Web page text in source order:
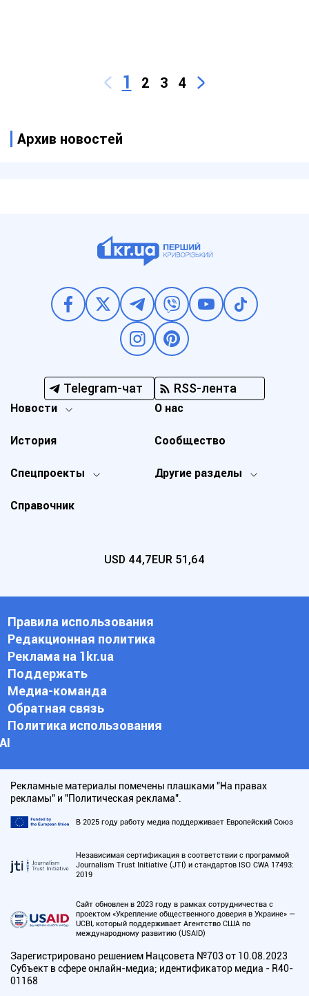
1 2 3 4
Архив новостей
Telegram-чат RSS-лента
Новости
Спецпроекты Другие разделы
История
О нас
Справочник
Сообщество
USD 44,7EUR 51,64
Правила использования
Редакционная политика
Реклама на 1kr.ua
Поддержать
Медиа-команда
Обратная связь
Политика использования
АI
Рекламные материалы помечены плашками "На правах
рекламы" и "Политическая реклама".
В 2025 году работу медиа поддерживает Европейский Союз
Независимая сертификация в соответствии с программой
Journalism Trust Initiative (JTI) и стандартов ISO CWA 17493:
2019
Сайт обновлен в 2023 году в рамках сотрудничества с
проектом «Укрепление общественного доверия в Украине» —
UCBI, который поддерживает Агентство США по
международному развитию (USAID)
Зарегистрировано решением Нацсовета №703 от 10.08.2023
Субъект в сфере онлайн-медиа; идентификатор медиа - R40-
01168